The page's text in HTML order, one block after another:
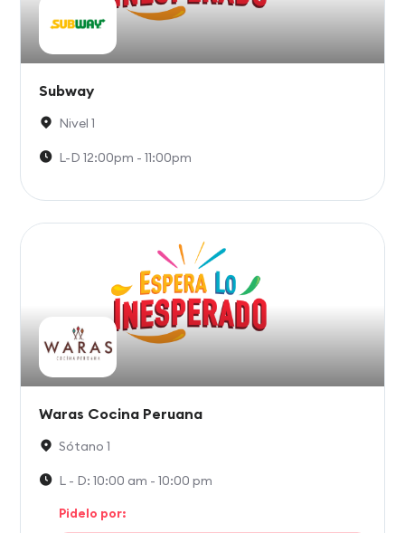
Subway
Nivel 1
L-D 12:00pm - 11:00pm
Waras Cocina Peruana
Sótano 1
L - D: 10:00 am - 10:00 pm
Pidelo por: